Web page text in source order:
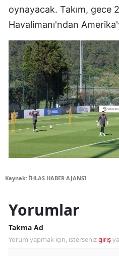
oynayacak. Takım, gece
Havalimanı'ndan
Kaynak: İHLAS HABER AJANSI
Yorumlar
Takma Ad
Yorum yapmak için, istersenizgiriş